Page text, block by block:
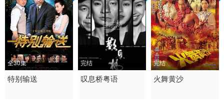
全30集
2026 / 大陆 / 国语
特别输送
完结
2020 / 香港 / 粤语
叹息桥粤语
完结
2006 / 香港 / 粤语
火舞黄沙